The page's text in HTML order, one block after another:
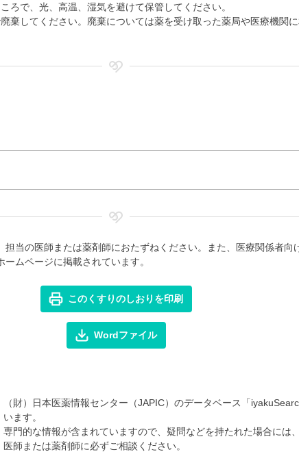
ろで、光、高温、湿気を避けて保管してください。
棄してください。廃棄については薬を受け取った薬局や医療機関
担当の医師または薬剤師におたずねください。また、医療関係者向
ムページに掲載されています。
このくすりのしおりを印刷
Wordファイル
（財）日本医薬情報センター（JAPIC）のデータベース「
います。
専門的な情報が含まれていますので、疑問などを持たれた場合には
医師または薬剤師に必ずご相談ください。